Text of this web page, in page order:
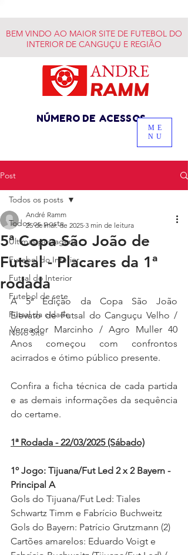
BEM VINDO AO MAIOR SITE DE FUTEBOL DO
INTERIOR DE CANGUÇU E REGIÃO
NÚMERO DE ACESSOS
ME
NU
Post
Todos os posts
Últimas postagens
Futebol do Interior
Futsal do Interior
Futebol de sete
Futsal da cidade
Novo Site
Todos os posts
5ª Copa São João de
Futsal - Placares da 1ª
rodada
André Ramm
25 de mar. de 2025 3 min de leitura
A 5ª Edição da Copa São João
Elevato de Futsal do Canguçu Velho /
Vereador Marcinho / Agro Muller 40
Anos começou com confrontos
acirrados e ótimo público presente.
Confira a ficha técnica de cada partida
e as demais informações da sequência
do certame.
1ª Rodada - 22/03/2025 (Sábado)
1º Jogo: Tijuana/Fut Led 2 x 2 Bayern -
Principal A
Gols do Tijuana/Fut Led: Tiales
Schwartz Timm e Fabrício Buchweitz
Gols do Bayern: Patrício Grutzmann (2)
Cartões amarelos: Eduardo Voigt e